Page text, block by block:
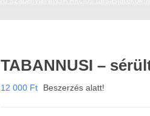
TABANNUSI –
12 000 Ft Beszerzés alatt!